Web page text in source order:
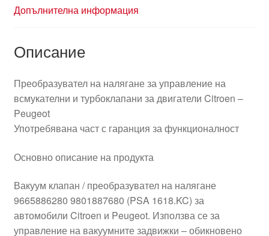
Допълнителна информация
Описание
Преобразувател на налягане за управление на
всмукателни и турбоклапани за двигатели Citroen –
Peugeot
Употребявана част с гаранция за функционалност
Основно описание на продукта
Вакуум клапан / преобразувател на налягане
9665886280 9801887680 (PSA 1618.KC) за
автомобили Citroen и Peugeot. Използва се за
управление на вакуумните задвижки – обикновено